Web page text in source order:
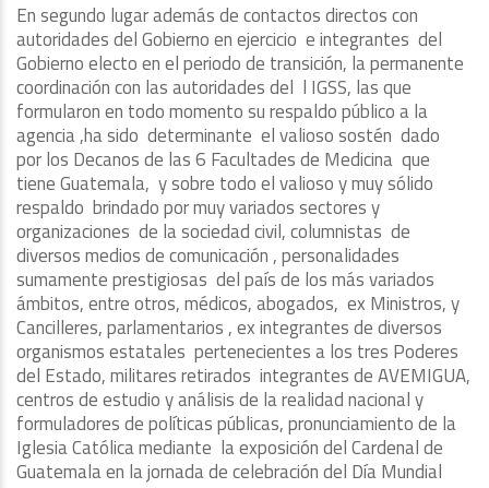
En segundo lugar además de contactos directos con
autoridades del Gobierno en ejercicio e integrantes del
Gobierno electo en el periodo de transición, la permanente
coordinación con las autoridades del l IGSS, las que
formularon en todo momento su respaldo público a la
agencia ,ha sido determinante el valioso sostén dado
por los Decanos de las 6 Facultades de Medicina que
tiene Guatemala, y sobre todo el valioso y muy sólido
respaldo brindado por muy variados sectores y
organizaciones de la sociedad civil, columnistas de
diversos medios de comunicación , personalidades
sumamente prestigiosas del país de los más variados
ámbitos, entre otros, médicos, abogados, ex Ministros, y
Cancilleres, parlamentarios , ex integrantes de diversos
organismos estatales pertenecientes a los tres Poderes
del Estado, militares retirados integrantes de AVEMIGUA,
centros de estudio y análisis de la realidad nacional y
formuladores de políticas públicas, pronunciamiento de la
Iglesia Católica mediante la exposición del Cardenal de
Guatemala en la jornada de celebración del Día Mundial